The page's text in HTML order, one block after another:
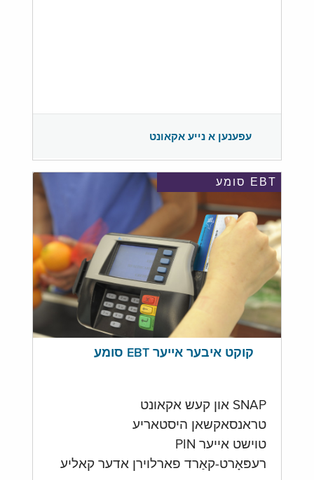
עפענען א נייע אקאונט
EBT סומע
קוקט איבער אייער EBT סומע
SNAP און קעש אקאונט
טראנסאקשאן היסטאריע
טוישט אייער PIN
רעפּאָרט-קאַרד פארלוירן אדער קאליע